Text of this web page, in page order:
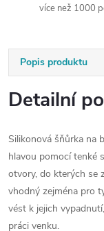
více než 1000
Popis produktu
Detailní
Silikonová šňůrka na
hlavou pomocí tenké
otvory, do kterých se
vhodný zejména pro
vést k jejich
práci venku.